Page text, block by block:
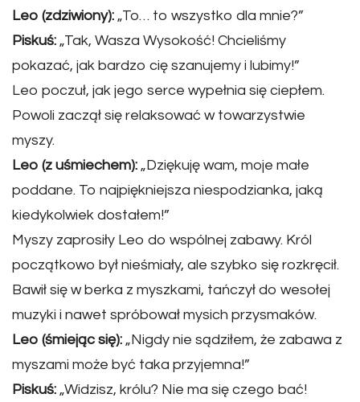
Leo (zdziwiony): „To… to wszystko dla mnie?”
Piskuś: „Tak, Wasza Wysokość! Chcieliśmy
pokazać, jak bardzo cię szanujemy i lubimy!”
Leo poczuł, jak jego serce wypełnia się ciepłem.
Powoli zaczął się relaksować w towarzystwie
myszy.
Leo (z uśmiechem): „Dziękuję wam, moje małe
poddane. To najpiękniejsza niespodzianka, jaką
kiedykolwiek dostałem!”
Myszy zaprosiły Leo do wspólnej zabawy. Król
początkowo był nieśmiały, ale szybko się rozkręcił.
Bawił się w berka z myszkami, tańczył do wesołej
muzyki i nawet spróbował mysich przysmaków.
Leo (śmiejąc się): „Nigdy nie sądziłem, że zabawa z
myszami może być taka przyjemna!”
Piskuś: „Widzisz, królu? Nie ma się czego bać!